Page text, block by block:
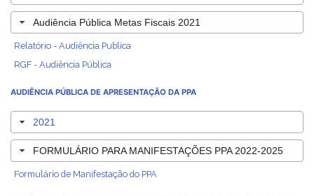
Audiência Pública Metas Fiscais 2021
Relatório - Audiência Publica
RGF - Audiência Pública
AUDIÊNCIA PÚBLICA DE APRESENTAÇÃO DA PPA
2021
FORMULÁRIO PARA MANIFESTAÇÕES PPA 2022-2025
Formulário de Manifestação do PPA